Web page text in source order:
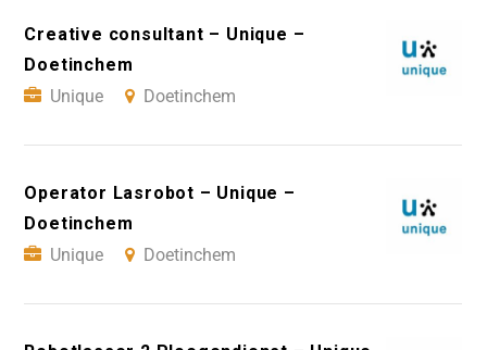
Creative consultant – Unique –
Doetinchem
Unique
Doetinchem
Operator Lasrobot – Unique –
Doetinchem
Unique
Doetinchem